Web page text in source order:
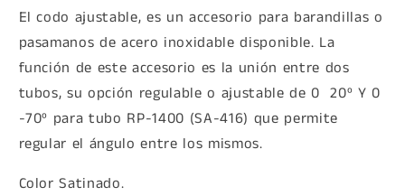
El codo ajustable, es un accesorio para barandillas o
pasamanos de acero inoxidable disponible. La
función de este accesorio es la unión entre dos
tubos, su opción regulable o ajustable de 0 20º Y 0
-70º para tubo RP-1400 (SA-416) que permite
regular el ángulo entre los mismos.
Color Satinado.